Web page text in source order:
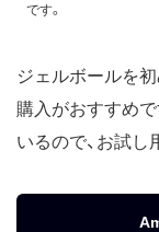
です。
ジェルボールを
購入がおすすめ
いるので、お試し